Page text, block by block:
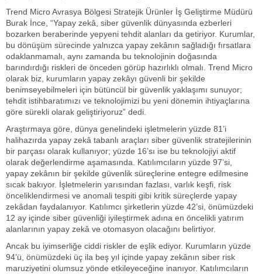
Trend Micro Avrasya Bölgesi Stratejik Ürünler İş Geliştirme Müdürü
Burak İnce, “Yapay zekâ, siber güvenlik dünyasında ezberleri
bozarken beraberinde yepyeni tehdit alanları da getiriyor. Kurumlar,
bu dönüşüm sürecinde yalnızca yapay zekânın sağladığı fırsatlara
odaklanmamalı, aynı zamanda bu teknolojinin doğasında
barındırdığı riskleri de önceden görüp hazırlıklı olmalı. Trend Micro
olarak biz, kurumların yapay zekâyı güvenli bir şekilde
benimseyebilmeleri için bütüncül bir güvenlik yaklaşımı sunuyor;
tehdit istihbaratımızı ve teknolojimizi bu yeni dönemin ihtiyaçlarına
göre sürekli olarak geliştiriyoruz” dedi.
Araştırmaya göre, dünya genelindeki işletmelerin yüzde 81’i
halihazırda yapay zekâ tabanlı araçları siber güvenlik stratejilerinin
bir parçası olarak kullanıyor; yüzde 16’sı ise bu teknolojiyi aktif
olarak değerlendirme aşamasında. Katılımcıların yüzde 97’si,
yapay zekânın bir şekilde güvenlik süreçlerine entegre edilmesine
sıcak bakıyor. İşletmelerin yarısından fazlası, varlık keşfi, risk
önceliklendirmesi ve anomali tespiti gibi kritik süreçlerde yapay
zekâdan faydalanıyor. Katılımcı şirketlerin yüzde 42’si, önümüzdeki
12 ay içinde siber güvenliği iyileştirmek adına en öncelikli yatırım
alanlarının yapay zekâ ve otomasyon olacağını belirtiyor.
Ancak bu iyimserliğe ciddi riskler de eşlik ediyor. Kurumların yüzde
94’ü, önümüzdeki üç ila beş yıl içinde yapay zekânın siber risk
maruziyetini olumsuz yönde etkileyeceğine inanıyor. Katılımcıların